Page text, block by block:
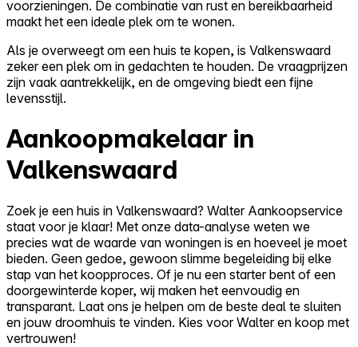
voorzieningen. De combinatie van rust en bereikbaarheid
maakt het een ideale plek om te wonen.
Als je overweegt om een huis te kopen, is Valkenswaard
zeker een plek om in gedachten te houden. De vraagprijzen
zijn vaak aantrekkelijk, en de omgeving biedt een fijne
levensstijl.
Aankoopmakelaar in
Valkenswaard
Zoek je een huis in Valkenswaard? Walter Aankoopservice
staat voor je klaar! Met onze data-analyse weten we
precies wat de waarde van woningen is en hoeveel je moet
bieden. Geen gedoe, gewoon slimme begeleiding bij elke
stap van het koopproces. Of je nu een starter bent of een
doorgewinterde koper, wij maken het eenvoudig en
transparant. Laat ons je helpen om de beste deal te sluiten
en jouw droomhuis te vinden. Kies voor Walter en koop met
vertrouwen!